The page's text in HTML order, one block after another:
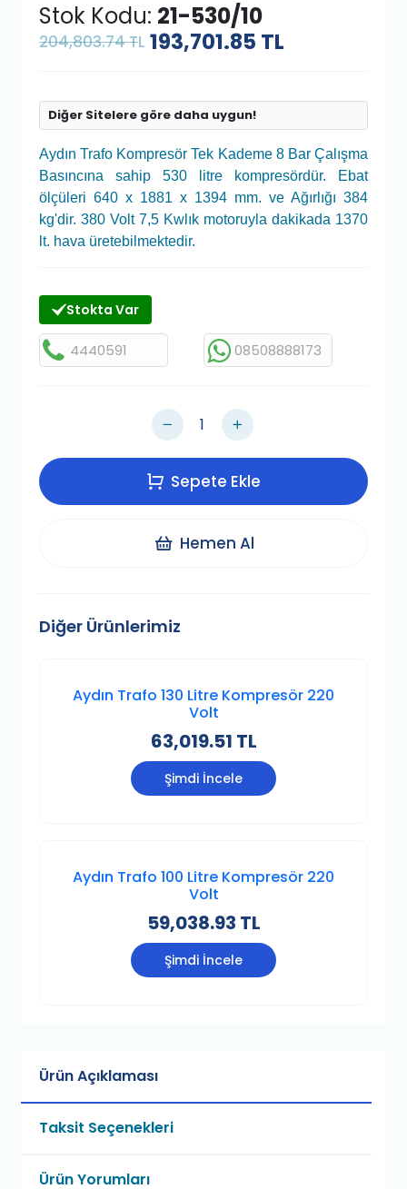
Stok Kodu: 21-530/10
204,803.74 TL 193,701.85 TL
Diğer Sitelere göre daha uygun!
Aydın Trafo Kompresör Tek Kademe 8 Bar Çalışma
Basıncına sahip 530 litre kompresördür. Ebat
ölçüleri 640 x 1881 x 1394 mm. ve Ağırlığı 384
kg'dir. 380 Volt 7,5 Kwlık motoruyla dakikada 1370
lt. hava üretebilmektedir.
Stokta Var
4440591 08508888173
Sepete Ekle
Hemen Al
Diğer Ürünlerimiz
Aydın Trafo 130 Litre Kompresör 220
Volt
63,019.51 TL
Şimdi İncele
Aydın Trafo 100 Litre Kompresör 220
Volt
59,038.93 TL
Şimdi İncele
Ürün Açıklaması
Taksit Seçenekleri
Ürün Yorumları